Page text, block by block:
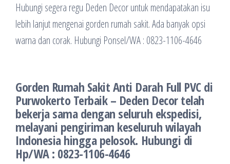
Hubungi segera regu Deden Decor untuk mendapatakan isu
lebih lanjut mengenai gorden rumah sakit. Ada banyak opsi
warna dan corak. Hubungi Ponsel/WA : 0823-1106-4646
Gorden Rumah Sakit Anti Darah Full PVC di
Purwokerto Terbaik – Deden Decor telah
bekerja sama dengan seluruh ekspedisi,
melayani pengiriman keseluruh wilayah
Indonesia hingga pelosok. Hubungi di
Hp/WA : 0823-1106-4646